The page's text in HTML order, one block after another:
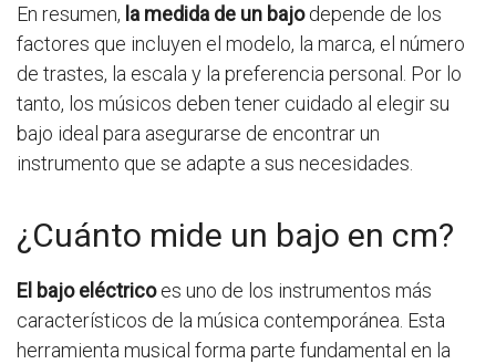
En resumen, la medida de un bajodepende de los
factores que incluyen el modelo, la marca, el número
de trastes, la escala y la preferencia personal. Por lo
tanto, los músicos deben tener cuidado al elegir su
bajo ideal para asegurarse de encontrar un
instrumento que se adapte a sus necesidades.
¿Cuánto mide un bajo en cm?
El bajo eléctricoes uno de los instrumentos más
característicos de la música contemporánea. Esta
herramienta musical forma parte fundamental en la